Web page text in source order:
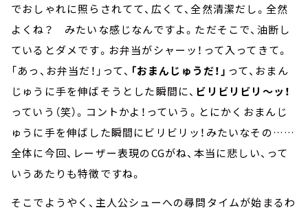
でおしゃれに照らされてて、広くて、全然清潔だし。全然
よくね？ みたいな感じなんですよ。ただそこで、油断し
ているとダメです。お弁当がシャーッ！って入ってきて。
「あっ、お弁当だ！」って、 「おまんじゅうだ！」 って、おまん
じゅうに手を伸ばそうとした瞬間に、 ビリビリビリ～ッ！
っていう（笑）。コントかよ！っていう。とにかくおまんじ
ゅうに手を伸ばした瞬間にビリビリッ！みたいなその……
全体に今回、レーザー表現のCGがね、本当に悲しい、って
いうあたりも特徴ですね。
そこでようやく、主人公シューへの尋問タイムが始まるわ